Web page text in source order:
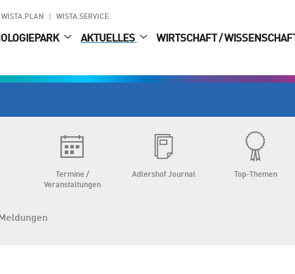
WISTA.PLAN WISTA.SERVICE
AKTUELLES WIRTSCHAFT / WISSENSCHAFT
Termine /
Veranstaltungen
Adlershof Journal Top-Themen
Meldungen